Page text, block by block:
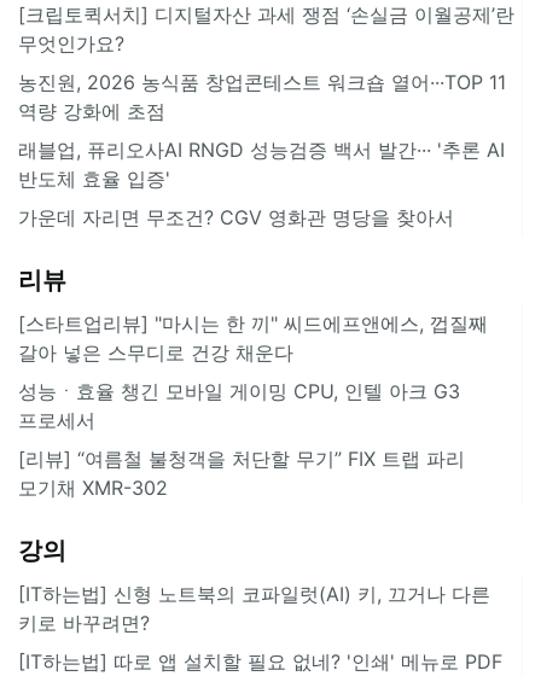
[크립토퀵서치] 디지털자산 과세 쟁점 ‘손실금 이월공제’란
무엇인가요?
농진원, 2026 농식품 창업콘테스트 워크숍 열어···TOP 11
역량 강화에 초점
래블업, 퓨리오사AI RNGD 성능검증 백서 발간··· '추론 AI
반도체 효율 입증'
가운데 자리면 무조건? CGV 영화관 명당을 찾아서
리뷰
[스타트업리뷰] "마시는 한 끼" 씨드에프앤에스, 껍질째
갈아 넣은 스무디로 건강 채운다
성능ㆍ효율 챙긴 모바일 게이밍 CPU, 인텔 아크 G3
프로세서
[리뷰] “여름철 불청객을 처단할 무기” FIX 트랩 파리
모기채 XMR-302
강의
[IT하는법] 신형 노트북의 코파일럿(AI) 키, 끄거나 다른
키로 바꾸려면?
[IT하는법] 따로 앱 설치할 필요 없네? '인쇄' 메뉴로 PDF